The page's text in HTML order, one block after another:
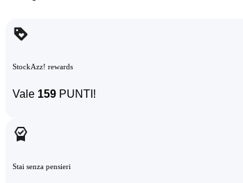
StockAzz! rewards
Vale 159 PUNTI!
Stai senza pensieri